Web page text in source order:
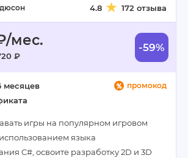
4.8 172 отзыва
мес.
₽
-59%
промокод
месяцев
игры на популярном игровом
языка
C#, освоите разработку 2D и 3D